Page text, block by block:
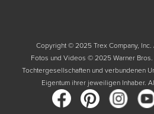
Copyright © 2025 Trex Company,
Fotos und Videos © 2025 Warner
Tochtergesellschaften und verbundenen
Eigentum ihrer jeweiligen Inhaber.